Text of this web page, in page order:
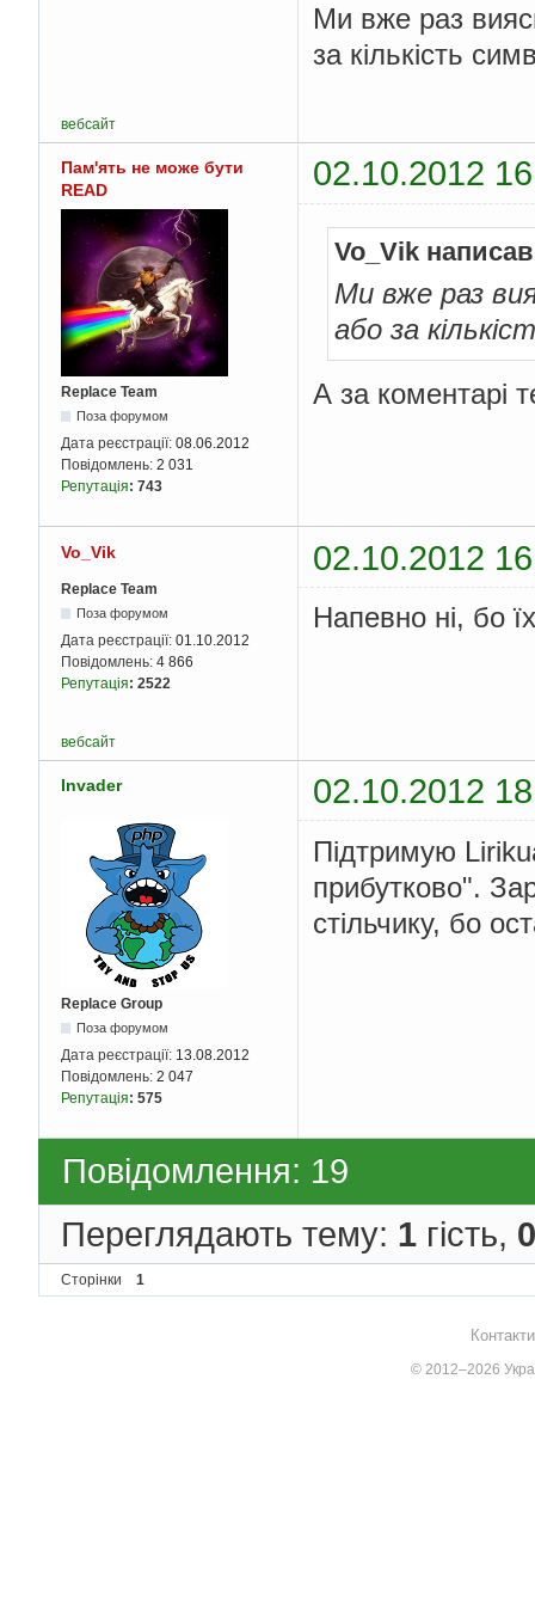
Ми вже раз
за кількість
вебсайт
Пам'ять не може бути
READ
02.10.2012
Replace Team
Поза форумом
Дата реєстрації: 08.06.2012
Повідомлень: 2 031
Репутація: 743
Vo_Vik
Ми вже раз
або за
А за коментарі
Vo_Vik 02.10.2012
Replace Team
Поза форумом
Дата реєстрації: 01.10.2012
Повідомлень: 4 866
Репутація: 2522
Напевно ні, бо
вебсайт
Invader 02.10.2012
Replace Group
Поза форумом
Дата реєстрації: 13.08.2012
Повідомлень: 2 047
Репутація: 575
Підтримую
прибутково".
стільчику, бо
Повідомлення: 19
Переглядають тему: 1 гість, 0
Сторінки 1
© 2012–2026